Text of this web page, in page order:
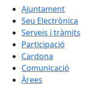
Ajuntament
Seu Electrònica
Serveis i tràmits
Participació
Cardona
Comunicació
Àrees